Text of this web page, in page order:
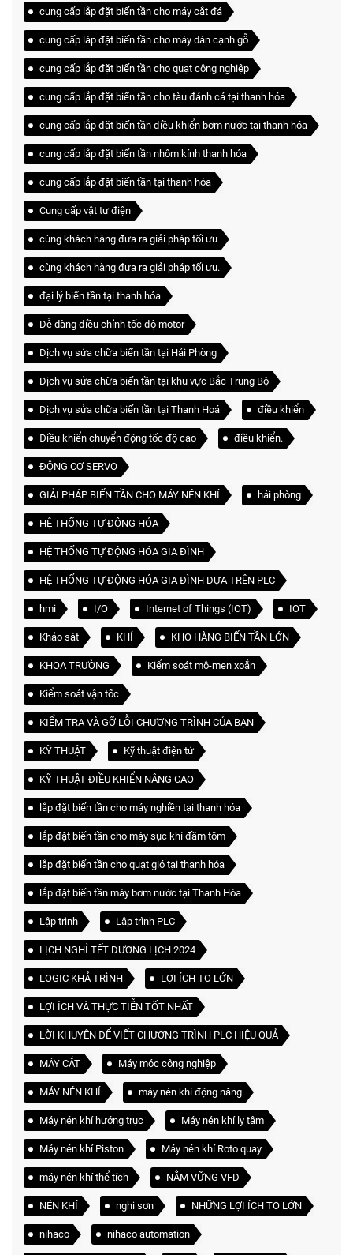
cung cấp lắp đặt biến tần cho máy cắt đá
cung cấp láp đặt biến tần cho máy dán cạnh gỗ
cung cấp lắp đặt biến tần cho quạt công nghiệp
cung cấp lắp đặt biến tần cho tàu đánh cá tại thanh hóa
cung cấp lắp đặt biến tần điều khiển bơm nước tại thanh hóa
cung cấp lắp đặt biến tần nhôm kính thanh hóa
cung cấp lắp đặt biến tần tại thanh hóa
Cung cấp vật tư điện
cùng khách hàng đưa ra giải pháp tối ưu
cùng khách hàng đưa ra giải pháp tối ưu.
đại lý biến tần tại thanh hóa
Dễ dàng điều chỉnh tốc độ motor
Dịch vụ sửa chữa biến tần tại Hải Phòng
Dịch vụ sửa chữa biến tần tại khu vực Bắc Trung Bộ
Dịch vụ sửa chữa biến tần tại Thanh Hoá điều khiển
Điều khiển chuyển động tốc độ cao điều khiển.
ĐỘNG CƠ SERVO
GIẢI PHÁP BIẾN TẦN CHO MÁY NÉN KHÍ hải phòng
HỆ THỐNG TỰ ĐỘNG HÓA
HỆ THỐNG TỰ ĐỘNG HÓA GIA ĐÌNH
HỆ THỐNG TỰ ĐỘNG HÓA GIA ĐÌNH DỰA TRÊN PLC
hmi I/O Internet of Things (IOT) IOT
Khảo sát KHÍ KHO HÀNG BIẾN TẦN LỚN
KHOA TRƯỜNG Kiểm soát mô-men xoắn
Kiểm soát vận tốc
KIỂM TRA VÀ GỠ LỖI CHƯƠNG TRÌNH CỦA BẠN
KỸ THUẬT Kỹ thuật điện tử
KỸ THUẬT ĐIỀU KHIỂN NÂNG CAO
lắp đặt biến tần cho máy nghiền tại thanh hóa
lắp đặt biến tần cho máy sục khí đầm tôm
lắp đặt biến tần cho quạt gió tại thanh hóa
lắp đặt biến tần máy bơm nước tại Thanh Hóa
Lập trình Lập trình PLC
LỊCH NGHỈ TẾT DƯƠNG LỊCH 2024
LOGIC KHẢ TRÌNH LỢI ÍCH TO LỚN
LỢI ÍCH VÀ THỰC TIỄN TỐT NHẤT
LỜI KHUYÊN ĐỂ VIẾT CHƯƠNG TRÌNH PLC HIỆU QUẢ
MÁY CẮT Máy móc công nghiệp
MÁY NÉN KHÍ máy nén khí động năng
Máy nén khí hướng trục Máy nén khí ly tâm
Máy nén khí Piston Máy nén khí Roto quay
máy nén khí thể tích NẮM VỮNG VFD
NÉN KHÍ nghi sơn NHỮNG LỢI ÍCH TO LỚN
nihaco nihaco automation